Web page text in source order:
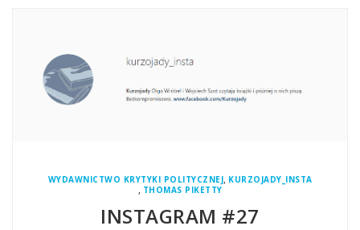
WYDAWNICTWO KRYTYKI POLITYCZNEJ, KURZOJADY_INSTA
, THOMAS PIKETTY
INSTAGRAM #27